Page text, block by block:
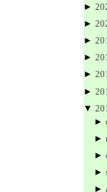
►
►
►
►
►
►
▼
►
►
►
►
►